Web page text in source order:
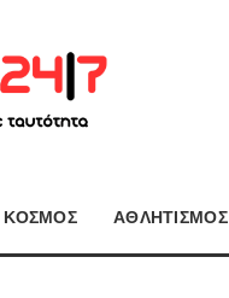
ΚΟΣΜΟΣ ΑΘΛΗΤΙΣΜΟΣ